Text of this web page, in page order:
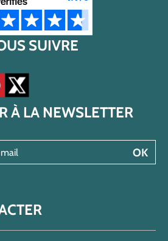
SUIVRE
YouTube
compte Instagram
à notre page Facebook
à notre compte Pinterest
Accéder à notre compte Twitter/X
À LA NEWSLETTER
OK